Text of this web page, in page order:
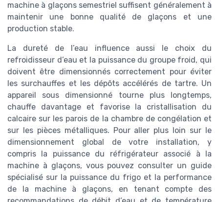
machine à glaçons semestriel suffisent généralement à
maintenir une bonne qualité de glaçons et une
production stable.
La dureté de l’eau influence aussi le choix du
refroidisseur d’eau et la puissance du groupe froid, qui
doivent être dimensionnés correctement pour éviter
les surchauffes et les dépôts accélérés de tartre. Un
appareil sous dimensionné tourne plus longtemps,
chauffe davantage et favorise la cristallisation du
calcaire sur les parois de la chambre de congélation et
sur les pièces métalliques. Pour aller plus loin sur le
dimensionnement global de votre installation, y
compris la puissance du réfrigérateur associé à la
machine à glaçons, vous pouvez consulter un guide
spécialisé sur la puissance du frigo et la performance
de la machine à glaçons, en tenant compte des